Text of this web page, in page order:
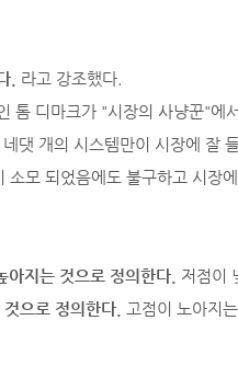
. 라고 강조했다.
톰 디마크가 "시장의 사냥꾼"
댓 개의 시스템만이 시장에 잘
모 되었음에도 불구하고 시장
아지는 것으로 정의한다. 저점이
으로 정의한다.
고점이 노아지